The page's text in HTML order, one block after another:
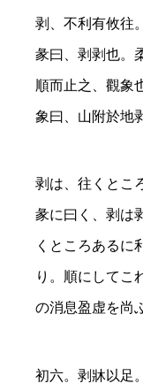
剥、不利有攸往。
彖曰、剥剥也。
順而止之、觀象
象曰、山附於地
剥は、往くとこ
彖に曰く、剥は
くところあるに
り。順にしてこ
の消息盈虚を尚
初六。剥牀以足